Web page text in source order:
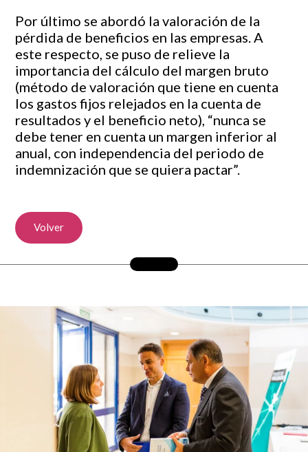
Por último se abordó la valoración de la
pérdida de beneficios en las empresas. A
este respecto, se puso de relieve la
importancia del cálculo del margen bruto
(método de valoración que tiene en cuenta
los gastos fijos relejados en la cuenta de
resultados y el beneficio neto), “nunca se
debe tener en cuenta un margen inferior al
anual, con independencia del periodo de
indemnización que se quiera pactar”.
Volver